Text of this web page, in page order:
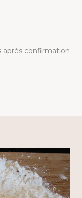
après confirmation